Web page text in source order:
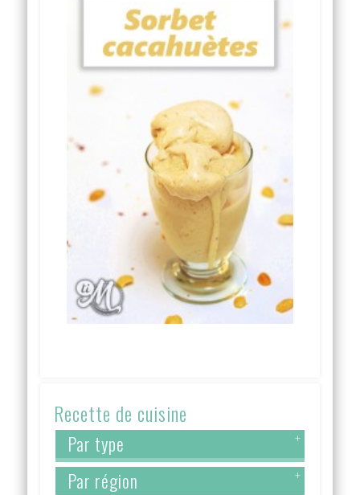
Recette de cuisine
Par type +
Par région +